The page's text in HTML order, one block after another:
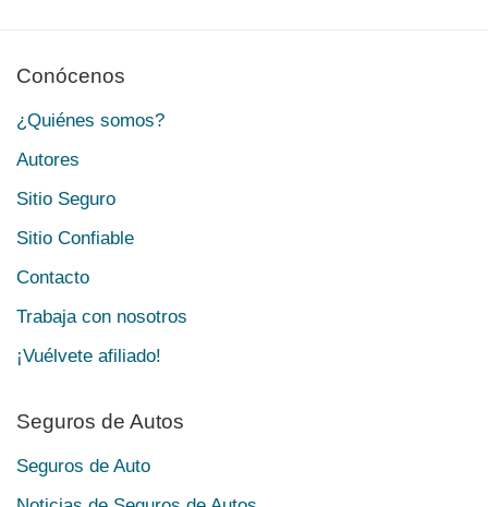
Conócenos
¿Quiénes somos?
Autores
Sitio Seguro
Sitio Confiable
Contacto
Trabaja con nosotros
¡Vuélvete afiliado!
Seguros de Autos
Seguros de Auto